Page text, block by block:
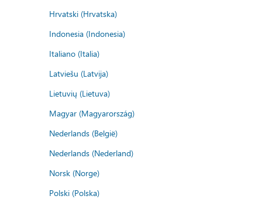
Hrvatski (Hrvatska)
Indonesia (Indonesia)
Italiano (Italia)
Latviešu (Latvija)
Lietuvių (Lietuva)
Magyar (Magyarország)
Nederlands (België)
Nederlands (Nederland)
Norsk (Norge)
Polski (Polska)